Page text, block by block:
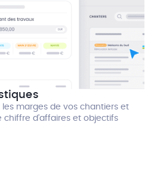
marges de vos chantiers et
chiffre d’affaires et objectifs